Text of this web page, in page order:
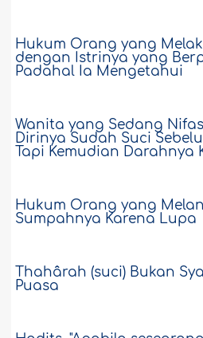
Hukum Orang yang
dengan Istrinya yang
Padahal Ia Mengetahui
Wanita yang Sedang
Dirinya Sudah Suci
Tapi Kemudian Darahnya
Hukum Orang yang
Sumpahnya Karena Lupa
Thahârah (suci) Bukan
Puasa